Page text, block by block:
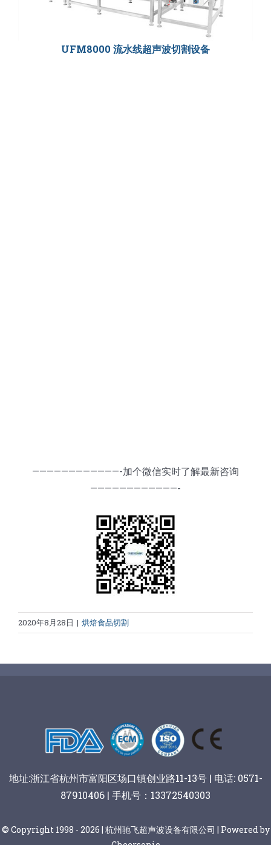
UFM8000 流水线超声波切割设备
————————————-加个微信实时了解最新咨询
————————————-
2020年8月28日 | 烘焙食品切割
地址:浙江省杭州市富阳区场口镇创业路11-13号 | 电话: 0571-
87910406 | 手机号：13372540303
© Copyright 1998 - 2026 | 杭州驰飞超声波设备有限公司 | Powered by